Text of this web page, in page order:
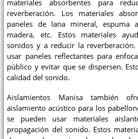
materiales absorbentes para
reverberación. Los materiales
paneles de lana mineral, espuma
madera, etc. Estos materiales
sonidos y a reducir la reverberación.
usar paneles reflectantes para
público y evitar que se dispersen.
calidad del sonido.
Aislamientos Manisa también
aislamiento acústico para los
se pueden usar materiales
propagación del sonido. Estos